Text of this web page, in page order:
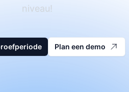
niveau!
Plan een demo